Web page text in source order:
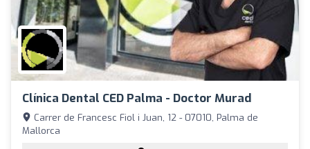
Clínica Dental CED Palma - Doctor Murad
Carrer de Francesc Fiol i Juan, 12 - 07010, Palma de
Mallorca